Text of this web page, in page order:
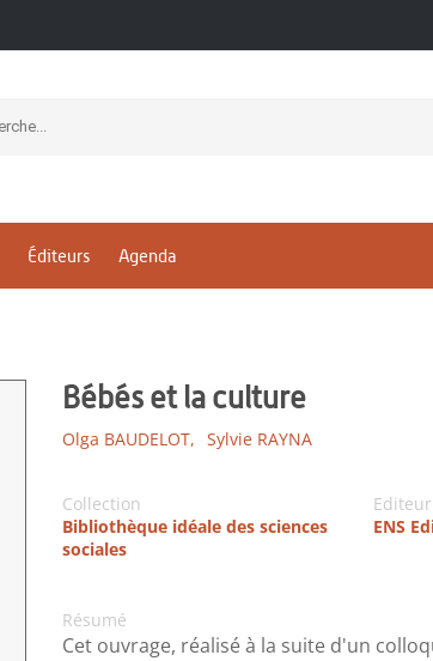
Éditeurs Agenda
Bébés et la culture
Olga BAUDELOT, Sylvie RAYNA
Collection
Bibliothèque idéale des sciences
sociales
Editeur
ENS
Résumé
Cet ouvrage, réalisé à la suite d'un